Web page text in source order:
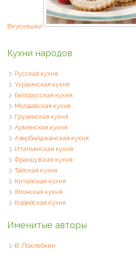
Вкусняшки
Кухни народов
Русская кухня
Украинская кухня
Белорусская кухня
Молдавская кухня
Грузинская кухня
Армянская кухня
Азербайджанская кухня
Итальянская кухня
Французская кухня
Тайская кухня
Китайская кухня
Японская кухня
Корейская кухня
Именитые авторы
В. Похлебкин